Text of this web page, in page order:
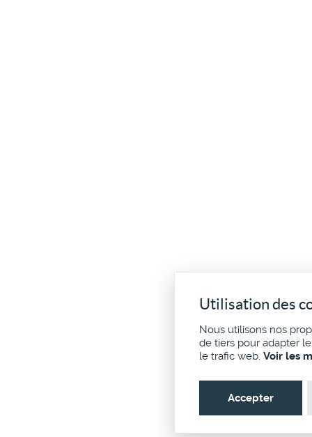
Utilisation des
Nous utilisons nos
de tiers pour adapter
le trafic web. Voir les
Accepter